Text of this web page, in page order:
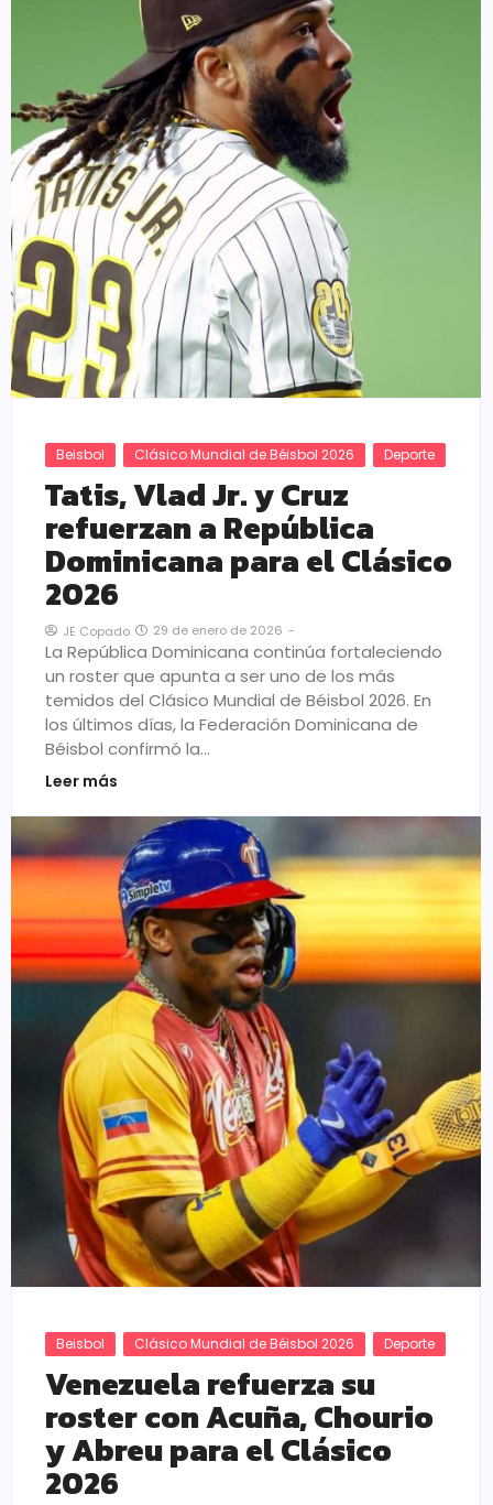
Beisbol Clásico Mundial de Béisbol 2026 Deporte
Tatis, Vlad Jr. y Cruz
refuerzan a República
Dominicana para el Clásico
2026
JE Copado 29 de enero de 2026 -
La República Dominicana continúa fortaleciendo
un roster que apunta a ser uno de los más
temidos del Clásico Mundial de Béisbol 2026. En
los últimos días, la Federación Dominicana de
Béisbol confirmó la…
Leer más
Beisbol Clásico Mundial de Béisbol 2026 Deporte
Venezuela refuerza su
roster con Acuña, Chourio
y Abreu para el Clásico
2026